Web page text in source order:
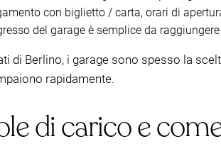
con biglietto / carta, orari di
del garage è semplice da
di Berlino, i garage sono spesso la
rapidamente.
di carico e